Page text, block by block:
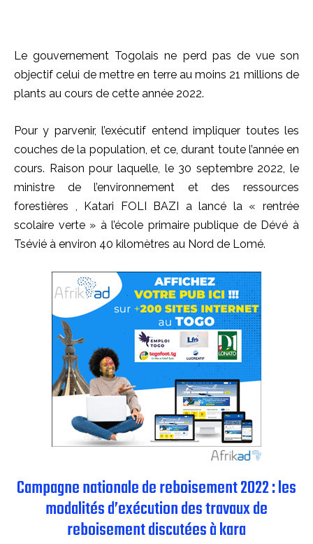
Le gouvernement Togolais ne perd pas de vue son
objectif celui de mettre en terre au moins 21 millions de
plants au cours de cette année 2022.
Pour y parvenir, l’exécutif entend impliquer toutes les
couches de la population, et ce, durant toute l’année en
cours. Raison pour laquelle, le 30 septembre 2022, le
ministre de l’environnement et des ressources
forestières , Katari FOLI BAZI a lancé la « rentrée
scolaire verte » à l’école primaire publique de Dévé à
Tsévié à environ 40 kilomètres au Nord de Lomé.
Campagne nationale de reboisement 2022 : les
modalités d’exécution des travaux de
reboisement discutées à kara